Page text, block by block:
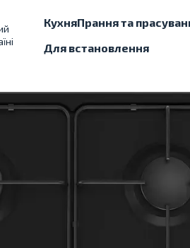
КухняПрання та
Для встановлення